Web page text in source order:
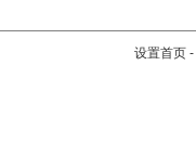
设置首页 -